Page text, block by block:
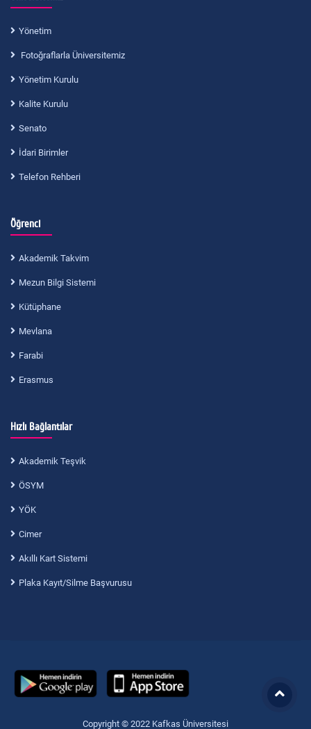
Yönetim
Fotoğraflarla Üniversitemiz
Yönetim Kurulu
Kalite Kurulu
Senato
İdari Birimler
Telefon Rehberi
Öğrenci
Akademik Takvim
Mezun Bilgi Sistemi
Kütüphane
Mevlana
Farabi
Erasmus
Hızlı Bağlantılar
Akademik Teşvik
ÖSYM
YÖK
Cimer
Akıllı Kart Sistemi
Plaka Kayıt/Silme Başvurusu
Copyright © 2022 Kafkas Üniversitesi